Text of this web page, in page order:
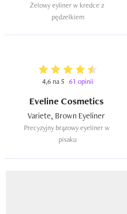
Brush
Żelowy eyliner w kredce z
pędzelkiem
4,6 na 5 61 opinii
Eveline Cosmetics
Precyzyjny brązowy eyeliner w
pisaku